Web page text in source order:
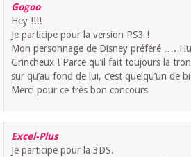
Gogoo
Hey !!!!
Je participe pour la version PS3 !
Mon personnage de Disney préféré ….
Grincheux ! Parce qu’il fait toujours la
sur qu’au fond de lui, c’est quelqu’un de
Merci pour ce très bon concours
Excel-Plus
Je participe pour la 3DS.